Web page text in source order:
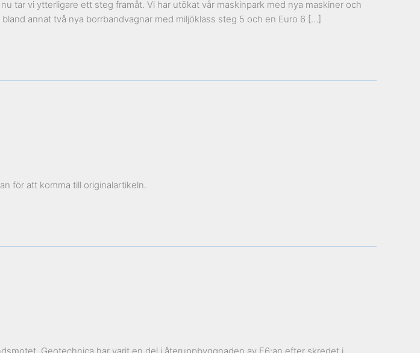
tar vi ytterligare ett steg framåt. Vi har utökat vår maskinpark med nya maskiner och
annat två nya borrbandvagnar med miljöklass steg 5 och en Euro 6 […]
för att komma till originalartikeln.